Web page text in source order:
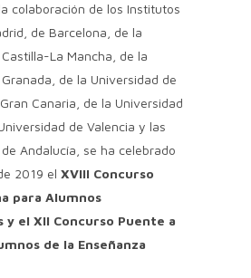
colaboración de los Institutos
de Barcelona, de la
La Mancha, de la
de la Universidad de
Canaria, de la Universidad
de Valencia y las
Andalucía, se ha celebrado
2019 el XVIII Concurso
para Alumnos
el XII Concurso Puente a
de la Enseñanza